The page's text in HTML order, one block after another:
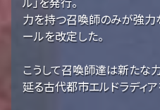
力を持つ召喚師のみが強力
ールを改定した。
こうして召喚師達は新たな
延る古代都市エルドラディ